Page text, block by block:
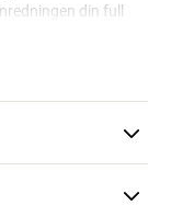
din full
spiller Denon
helt ny og
strømmetjenestene.
i lyden som